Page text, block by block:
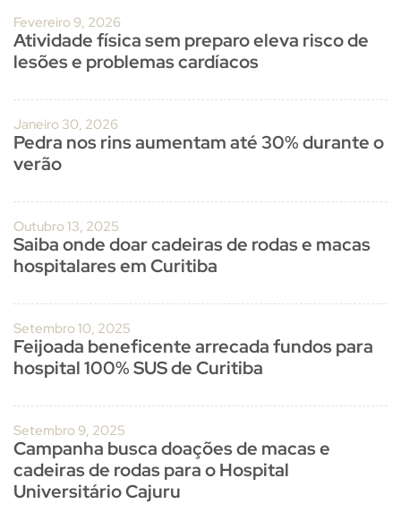
Fevereiro 9, 2026
Atividade física sem preparo eleva risco de
lesões e problemas cardíacos
Janeiro 30, 2026
Pedra nos rins aumentam até 30% durante o
verão
Outubro 13, 2025
Saiba onde doar cadeiras de rodas e macas
hospitalares em Curitiba
Setembro 10, 2025
Feijoada beneficente arrecada fundos para
hospital 100% SUS de Curitiba
Setembro 9, 2025
Campanha busca doações de macas e
cadeiras de rodas para o Hospital
Universitário Cajuru